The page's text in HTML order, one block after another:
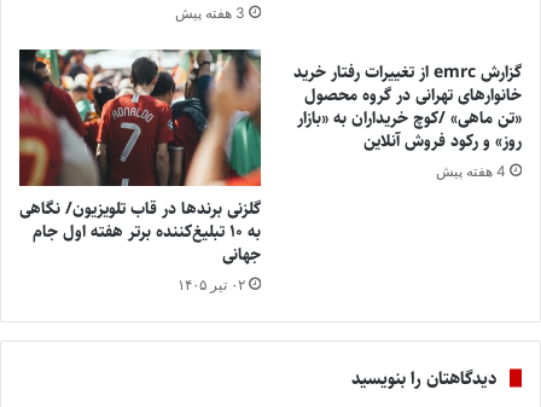
3 هفته پیش
گزارش emrc از تغییرات رفتار خرید
خانوارهای تهرانی در گروه محصول
«تن ماهی» /کوچ خریداران به «بازار
روز» و رکود فروش آنلاین
4 هفته پیش
گلزنی برندها در قاب تلویزیون/ نگاهی
به ۱۰ تبلیغ‌کننده برتر هفته اول جام
جهانی
۰۲ تیر ۱۴۰۵
دیدگاهتان را بنویسید